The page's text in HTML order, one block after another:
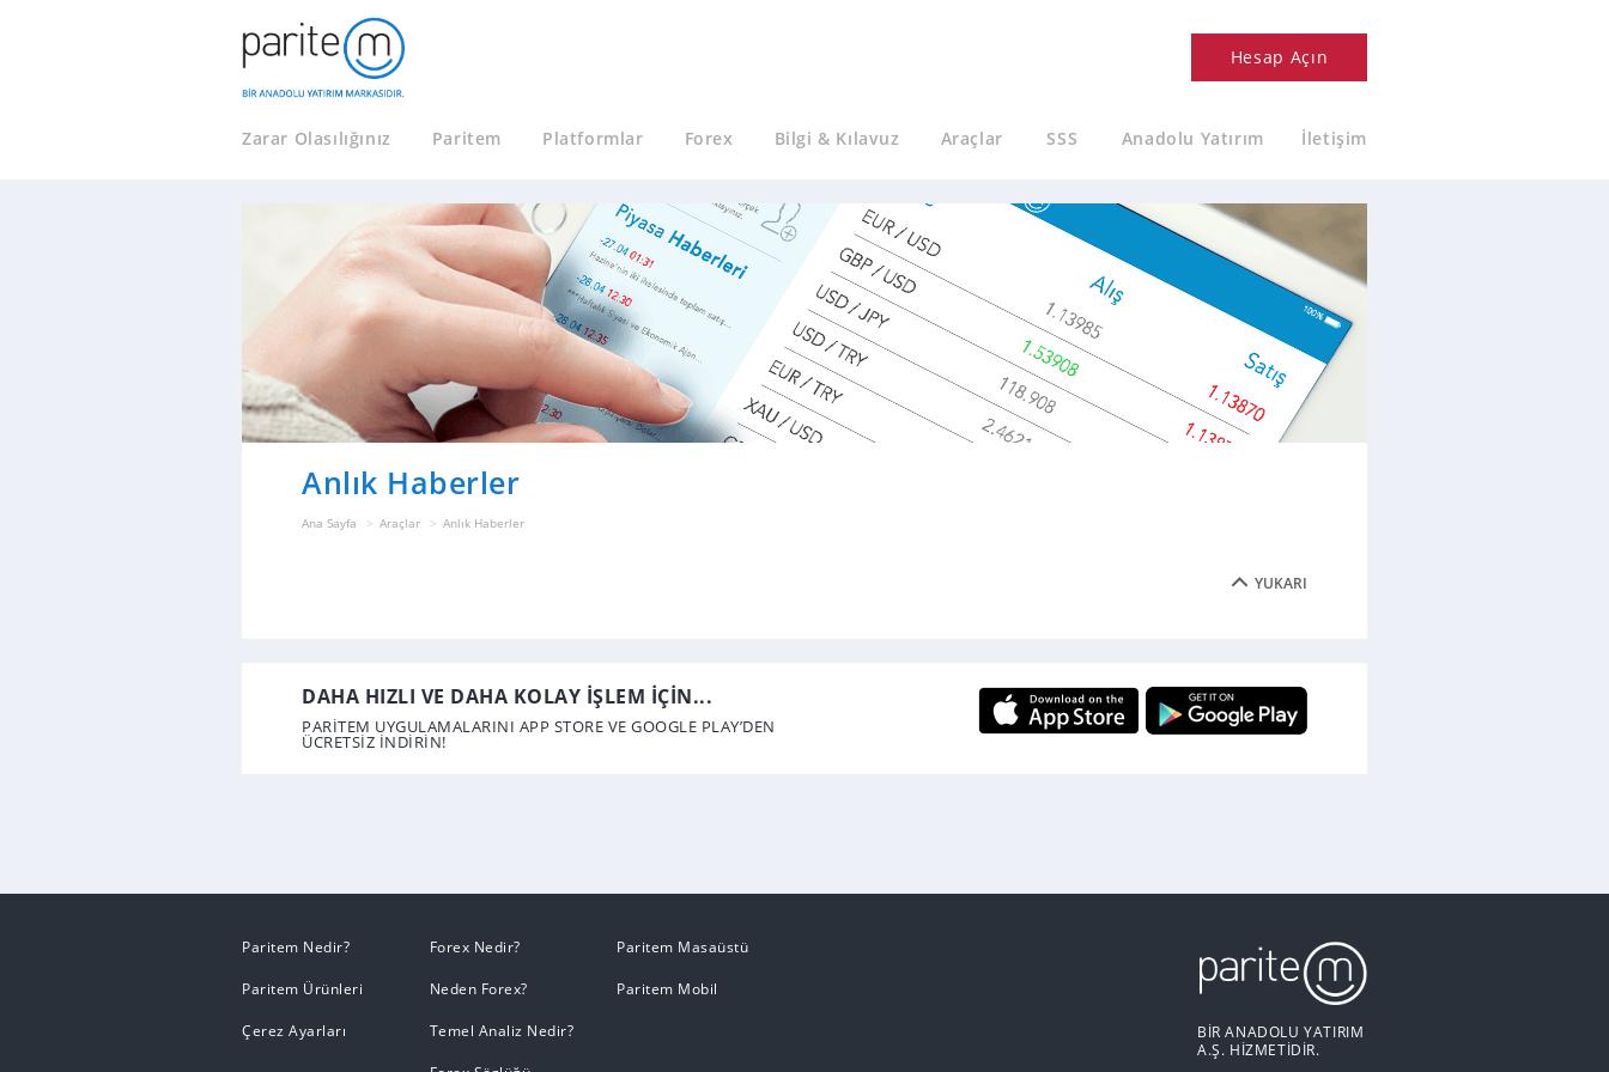
Hesap Açın
Zarar Olasılığınız Paritem Platformlar Forex Bilgi & Kılavuz Araçlar SSS Anadolu Yatırım İletişim
Anlık Haberler
Ana Sayfa Araçlar Anlık Haberler
YUKARI
DAHA HIZLI VE DAHA KOLAY İŞLEM İÇİN...
PARİTEM UYGULAMALARINI APP STORE VE GOOGLE PLAY’DEN
ÜCRETSİZ İNDİRİN!
Paritem Nedir?
Paritem Ürünleri
Çerez Ayarları
Forex Nedir?
Neden Forex?
Temel Analiz Nedir?
Paritem Masaüstü
Paritem Mobil
BİR ANADOLU YATIRIM
A.Ş. HİZMETİDİR.